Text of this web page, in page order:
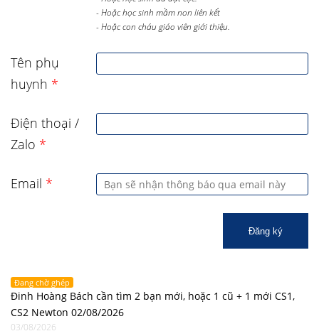
- Hoặc học sinh mầm non liên kết
- Hoặc con cháu giáo viên giới thiệu.
Tên phụ
huynh *
Điện thoại /
Zalo *
Email *
Đăng ký
Đang chờ ghép
Đinh Hoàng Bách cần tìm 2 bạn mới, hoặc 1 cũ + 1 mới CS1,
CS2 Newton 02/08/2026
03/08/2026